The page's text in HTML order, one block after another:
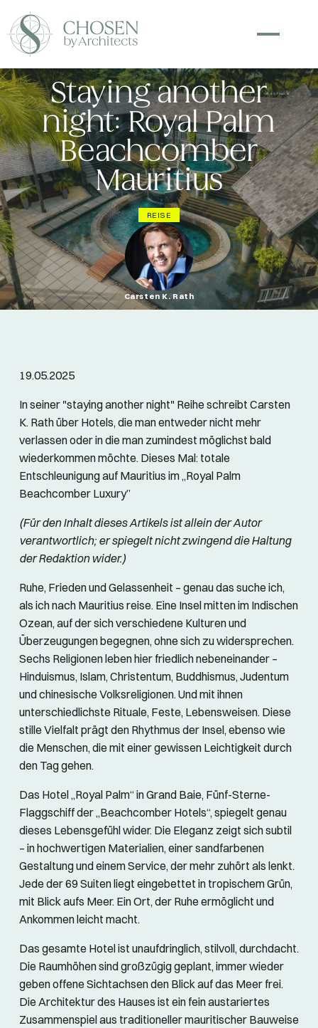
Staying another
night: Royal Palm
Beachcomber
Mauritius
REISE
Carsten K. Rath
19.05.2025
In seiner "staying another night" Reihe schreibt Carsten
K. Rath über Hotels, die man entweder nicht mehr
verlassen oder in die man zumindest möglichst bald
wiederkommen möchte. Dieses Mal: totale
Entschleunigung auf Mauritius im „Royal Palm
Beachcomber Luxury”
(Für den Inhalt dieses Artikels ist allein der Autor
verantwortlich; er spiegelt nicht zwingend die Haltung
der Redaktion wider.)
Ruhe, Frieden und Gelassenheit – genau das suche ich,
als ich nach Mauritius reise. Eine Insel mitten im Indischen
Ozean, auf der sich verschiedene Kulturen und
Überzeugungen begegnen, ohne sich zu widersprechen.
Sechs Religionen leben hier friedlich nebeneinander –
Hinduismus, Islam, Christentum, Buddhismus, Judentum
und chinesische Volksreligionen. Und mit ihnen
unterschiedlichste Rituale, Feste, Lebensweisen. Diese
stille Vielfalt prägt den Rhythmus der Insel, ebenso wie
die Menschen, die mit einer gewissen Leichtigkeit durch
den Tag gehen.
Das Hotel „Royal Palm“ in Grand Baie, Fünf-Sterne-
Flaggschiff der „Beachcomber Hotels“, spiegelt genau
dieses Lebensgefühl wider. Die Eleganz zeigt sich subtil
– in hochwertigen Materialien, einer sandfarbenen
Gestaltung und einem Service, der mehr zuhört als lenkt.
Jede der 69 Suiten liegt eingebettet in tropischem Grün,
mit Blick aufs Meer. Ein Ort, der Ruhe ermöglicht und
Ankommen leicht macht.
Das gesamte Hotel ist unaufdringlich, stilvoll, durchdacht.
Die Raumhöhen sind großzügig geplant, immer wieder
geben offene Sichtachsen den Blick auf das Meer frei.
Die Architektur des Hauses ist ein fein austariertes
Zusammenspiel aus traditioneller mauritischer Bauweise